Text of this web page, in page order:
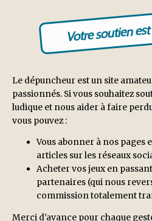
Votre soutien
Le dépuncheur est un site
passionnés. Si vous souhaitez
ludique et nous aider à faire
vous pouvez :
Vous abonner à nos pages
articles sur les réseaux
Acheter vos jeux en
partenaires (qui nous
commission totalement
Merci d'avance pour chaque